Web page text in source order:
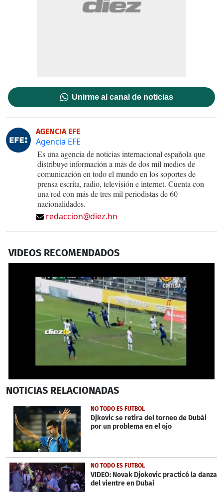
Unirme al canal de noticias
AGENCIA EFE
Agencia EFE
Es una agencia de noticias internacional española que
distribuye información a más de dos mil medios de
comunicación en todo el mundo en los soportes de
prensa escrita, radio, televisión e internet. Cuenta con
una red con más de tres mil periodistas de 60
nacionalidades.
redaccion@diez.hn
VIDEOS RECOMENDADOS
seconds
minute,
13
seconds
NOTICIAS RELACIONADAS
NO TODO ES FUTBOL
Djkovic se retira del torneo de Dubái
por un problema en el ojo
NO TODO ES FUTBOL
VIDEO: Novak Djokovic practicó la danza
del vientre en Dubai